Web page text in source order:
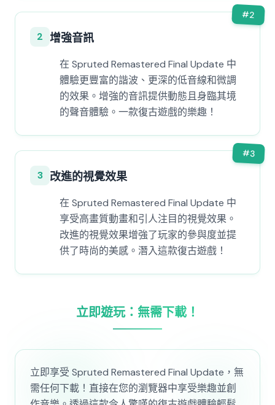
#2
2 增強音訊
在 Spruted Remastered Final Update 中
體驗更豐富的諧波、更深的低音線和微調
的效果。增強的音訊提供動態且身臨其境
的聲音體驗。一款復古遊戲的樂趣！
#3
3 改進的視覺效果
在 Spruted Remastered Final Update 中
享受高畫質動畫和引人注目的視覺效果。
改進的視覺效果增強了玩家的參與度並提
供了時尚的美感。潛入這款復古遊戲！
立即遊玩：無需下載！
立即享受 Spruted Remastered Final Update，無
需任何下載！直接在您的瀏覽器中享受樂趣並創